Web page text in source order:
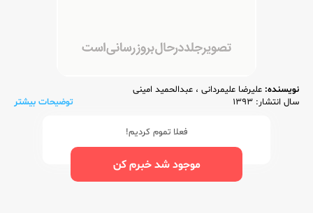
نویسنده: علیرضا علیمردانی ، عبدالحمید امینی
سال انتشار: 1393
توضیحات بیشتر
فعلا تموم کردیم!
موجود شد خبرم کن